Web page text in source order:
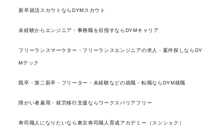
新卒就活スカウトならDYMスカウト
未経験からエンジニア・事務職を目指すならDYMキャリア
フリーランスマーケター・フリーランスエンジニアの求人・案件探しならDY
Mテック
既卒・第二新卒・フリーター・未経験などの就職・転職ならDYM就職
障がい者雇用・就労移行支援ならワークスバリアフリー
寿司職人になりたいなら東京寿司職人育成アカデミー（スシショク）